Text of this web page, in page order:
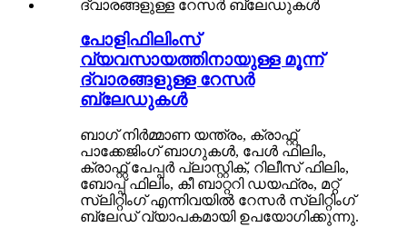
പോളിഫിലിംസ്
വ്യവസായത്തിനായുള്ള മൂന്ന്
ദ്വാരങ്ങളുള്ള റേസർ
ബ്ലേഡുകൾ
ബാഗ് നിർമ്മാണ യന്ത്രം, ക്രാഫ്റ്റ്
പാക്കേജിംഗ് ബാഗുകൾ, പേൾ ഫിലിം,
ക്രാഫ്റ്റ് പേപ്പർ പ്ലാസ്റ്റിക്, റിലീസ് ഫിലിം,
ബോപ്പ് ഫിലിം, കീ ബാറ്ററി ഡയഫ്രം, മറ്റ്
സ്ലിറ്റിംഗ് എന്നിവയിൽ റേസർ സ്ലിറ്റിംഗ്
ബ്ലേഡ് വ്യാപകമായി ഉപയോഗിക്കുന്നു.